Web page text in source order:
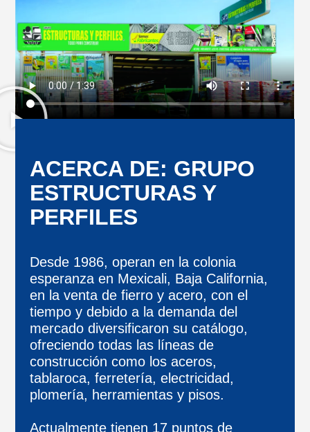
ACERCA DE: GRUPO
ESTRUCTURAS Y
PERFILES
Desde 1986, operan en la colonia
esperanza en Mexicali, Baja California,
en la venta de fierro y acero, con el
tiempo y debido a la demanda del
mercado diversificaron su catálogo,
ofreciendo todas las líneas de
construcción como los aceros,
tablaroca, ferretería, electricidad,
plomería, herramientas y pisos.
Actualmente tienen 17 puntos de